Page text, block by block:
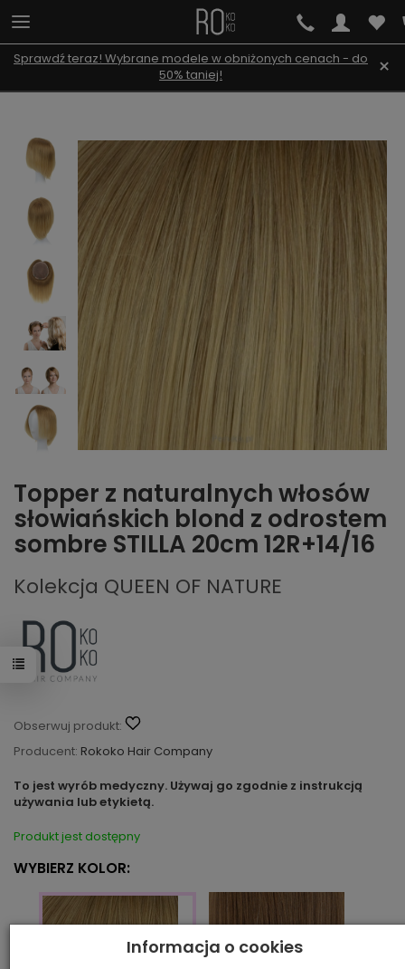
Sprawdź teraz! Wybrane modele w obniżonych cenach - do
50% taniej!
×
Topper z naturalnych włosów
słowiańskich blond z odrostem
sombre STILLA 20cm 12R+14/16
Kolekcja QUEEN OF NATURE
Obserwuj produkt:
Producent: Rokoko Hair Company
To jest wyrób medyczny. Używaj go zgodnie z instrukcją
używania lub etykietą.
Produkt jest dostępny
WYBIERZ KOLOR:
Informacja o cookies